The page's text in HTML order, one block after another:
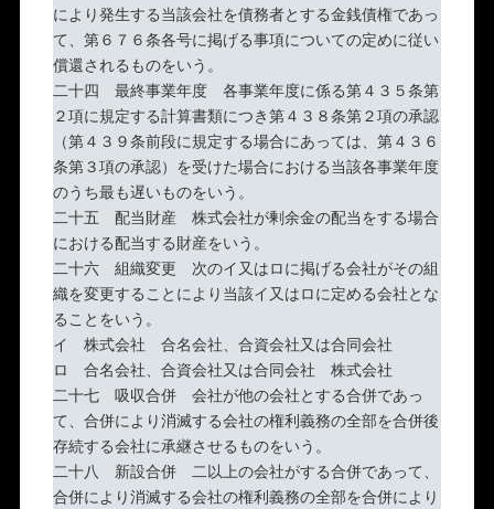
により発生する当該会社を債務者とする金銭債権であっ
て、第６７６条各号に掲げる事項についての定めに従い
償還されるものをいう。
二十四 最終事業年度 各事業年度に係る第４３５条第
２項に規定する計算書類につき第４３８条第２項の承認
（第４３９条前段に規定する場合にあっては、第４３６
条第３項の承認）を受けた場合における当該各事業年度
のうち最も遅いものをいう。
二十五 配当財産 株式会社が剰余金の配当をする場合
における配当する財産をいう。
二十六 組織変更 次のイ又はロに掲げる会社がその組
織を変更することにより当該イ又はロに定める会社とな
ることをいう。
イ 株式会社 合名会社、合資会社又は合同会社
ロ 合名会社、合資会社又は合同会社 株式会社
二十七 吸収合併 会社が他の会社とする合併であっ
て、合併により消滅する会社の権利義務の全部を合併後
存続する会社に承継させるものをいう。
二十八 新設合併 二以上の会社がする合併であって、
合併により消滅する会社の権利義務の全部を合併により